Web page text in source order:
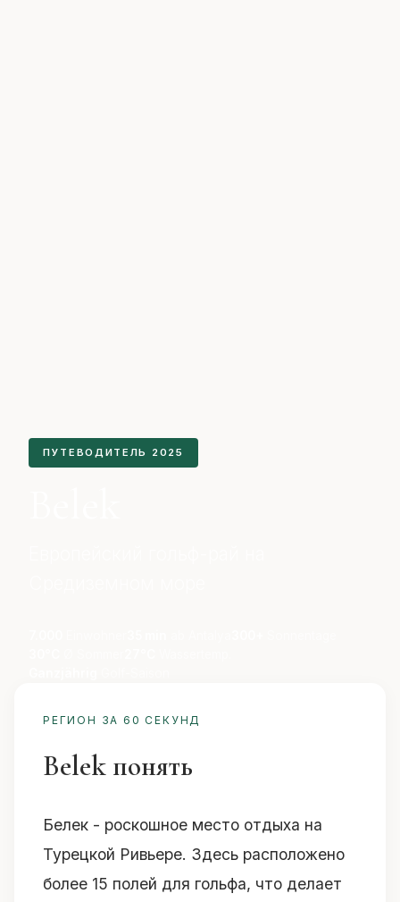
ПУТЕВОДИТЕЛЬ 2025
РЕГИОН ЗА 60 СЕКУНД
Belek понять
Белек - роскошное место отдыха на
Турецкой Ривьере. Здесь расположено
более 15 полей для гольфа, что делает